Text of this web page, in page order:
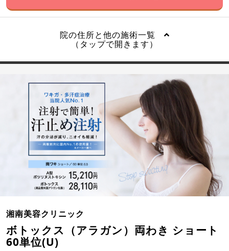
院の住所と他の施術一覧
（タップで開きます）
湘南美容クリニック
ボトックス（アラガン）両わき ショート
60単位(U)